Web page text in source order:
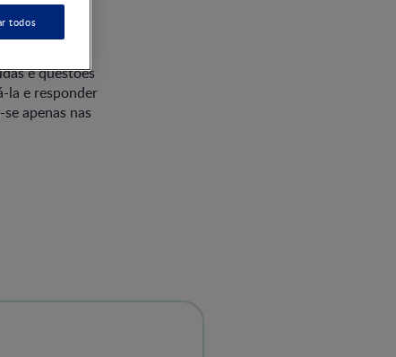
e questões
la e responder
apenas nas
todos